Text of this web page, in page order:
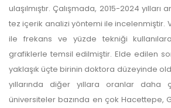
ulaşılmıştır. Çalışmada, 2015-2024 yılları
tez içerik analizi yöntemi ile incelenmiştir.
ile frekans ve yüzde tekniği
grafiklerle temsil edilmiştir. Elde edilen
yaklaşık üçte birinin doktora düzeyinde
yıllarında diğer yıllara oranlar daha
üniversiteler bazında en çok Hacettepe,